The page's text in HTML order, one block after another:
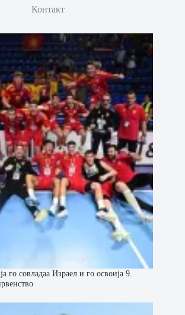
Контакт
го совладаа Израел и го освоија 9.